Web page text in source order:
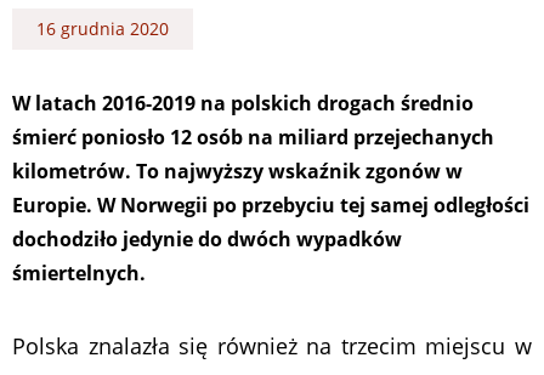
16 grudnia 2020
W latach 2016-2019 na polskich drogach średnio
śmierć poniosło 12 osób na miliard przejechanych
kilometrów. To najwyższy wskaźnik zgonów w
Europie. W Norwegii po przebyciu tej samej odległości
dochodziło jedynie do dwóch wypadków
śmiertelnych.
Polska znalazła się również na trzecim miejscu w